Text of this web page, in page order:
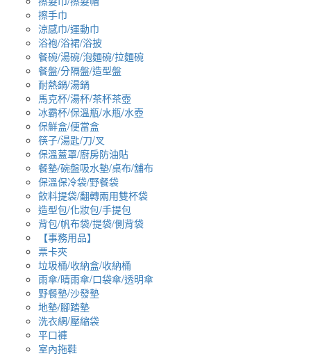
擦手巾
涼感巾/運動巾
浴袍/浴裙/浴披
餐碗/湯碗/泡麵碗/拉麵碗
餐盤/分隔盤/造型盤
耐熱鍋/湯鍋
馬克杯/湯杯/茶杯茶壺
冰霸杯/保溫瓶/水瓶/水壺
保鮮盒/便當盒
筷子/湯匙/刀/叉
保溫蓋罩/廚房防油貼
餐墊/碗盤吸水墊/桌布/舖布
保溫保冷袋/野餐袋
飲料提袋/翻轉兩用雙杯袋
造型包/化妝包/手提包
背包/帆布袋/提袋/側背袋
【事務用品】
票卡夾
垃圾桶/收納盒/收納桶
雨傘/晴雨傘/口袋傘/透明傘
野餐墊/沙發墊
地墊/腳踏墊
洗衣網/壓縮袋
平口褲
室內拖鞋